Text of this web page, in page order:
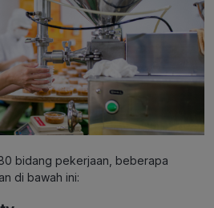
bidang pekerjaan, beberapa
di bawah ini: